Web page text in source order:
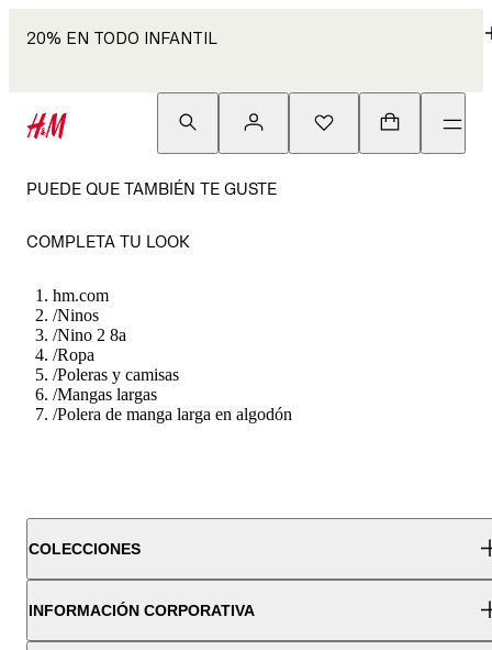
20% EN TODO INFANTIL
PUEDE QUE TAMBIÉN TE GUSTE
COMPLETA TU LOOK
hm.com
/Ninos
/Nino 2 8a
/Ropa
/Poleras y camisas
/Mangas largas
/Polera de manga larga en algodón
COLECCIONES
INFORMACIÓN CORPORATIVA